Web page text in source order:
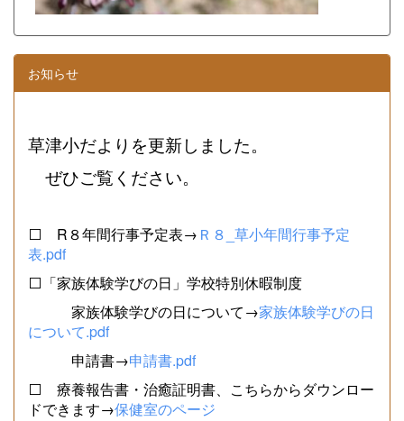
お知らせ
草津小だよりを更新しました。
ぜひご覧ください。
⬜ R８年間行事予定表→ Ｒ８_草小年間行事予定
表.pdf
⬜「家族体験学びの日」学校特別休暇制度
家族体験学びの日について→家族体験学びの日
について.pdf
申請書→申請書.pdf
⬜ 療養報告書・治癒証明書、こちらからダウンロー
ドできます→保健室のページ